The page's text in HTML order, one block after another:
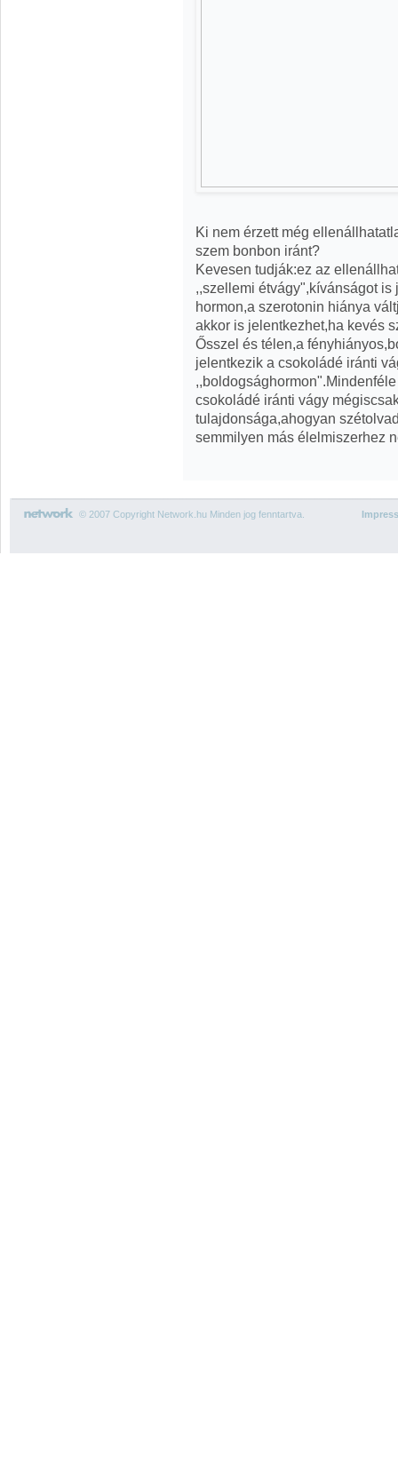
Ki nem érzett még
szem bonbon iránt?
Kevesen tudják:ez az
,,szellemi étvágy",kívánságot
hormon,a szerotonin hiánya
akkor is jelentkezhet,ha kevés
Ősszel és télen,a
jelentkezik a csokoládé iránti
csokoládé iránti vágy
tulajdonsága,ahogyan
semmilyen más élelmiszerhez
© 2007 Copyright Network.hu Minden jog fenntartva.